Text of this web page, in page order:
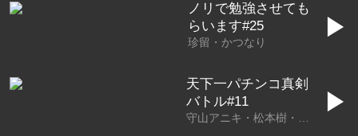
ノリで勉強させても
らいます#25
珍留・かつなり
▶
天下一パチンコ真剣
バトル#11
▶